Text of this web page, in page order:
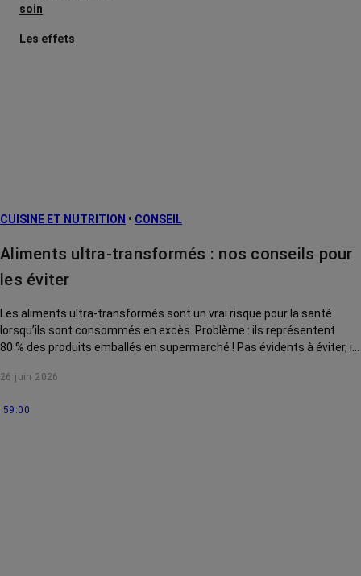
soin
Les effets
Traitements
La vie autour
CUISINE ET NUTRITION • CONSEIL
Aliments ultra-transformés : nos conseils pour
les éviter
Les aliments ultra-transformés sont un vrai risque pour la santé
lorsqu’ils sont consommés en excès. Problème : ils représentent
80 % des produits emballés en supermarché ! Pas évidents à éviter, ils
reconnaître et s'en passer.
26 juin 2026
59:00